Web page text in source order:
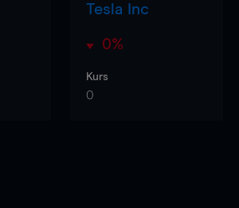
Tesla Inc
0%
Kurs
0